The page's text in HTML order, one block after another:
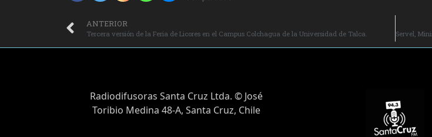
ANTERIOR
Tercera versión de la Feria de Licores en el Campus Colchagua de la Universidad de Talca.
Radiodifusoras Santa Cruz Ltda. © José
Toribio Medina 48-A, Santa Cruz, Chile